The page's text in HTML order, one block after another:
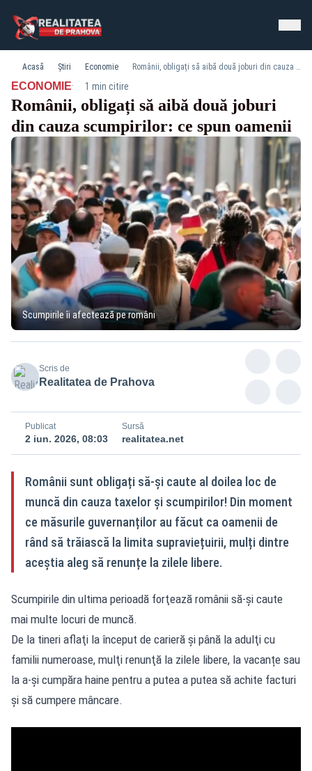
Acasă Știri Economie Românii, obligați să aibă două joburi din cauza scumpirilor: ce spun oamenii
ECONOMIE· 1 min citire
Românii, obligați să aibă două joburi
din cauza scumpirilor: ce spun oamenii
Scumpirile îi afectează pe români
Scris de
Realitatea de Prahova
Publicat
2 iun. 2026, 08:03
Sursă
realitatea.net
Românii sunt obligați să-și caute al doilea loc de
muncă din cauza taxelor și scumpirilor! Din moment
ce măsurile guvernanților au făcut ca oamenii de
rând să trăiască la limita supraviețuirii, mulți dintre
aceștia aleg să renunțe la zilele libere.
Scumpirile din ultima perioadă forţează românii să-şi caute
mai multe locuri de muncă.
De la tineri aflaţi la început de carieră şi până la adulţi cu
familii numeroase, mulţi renunţă la zilele libere, la vacanțe sau
la a-și cumpăra haine pentru a putea a putea să achite facturi
și să cumpere mâncare.